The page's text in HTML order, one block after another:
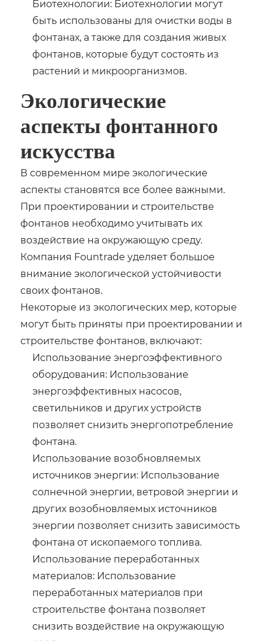
Биотехнологии: Биотехнологии могут
быть использованы для очистки воды в
фонтанах, а также для создания живых
фонтанов, которые будут состоять из
растений и микроорганизмов.
Экологические
аспекты фонтанного
искусства
В современном мире экологические
аспекты становятся все более важными.
При проектировании и строительстве
фонтанов необходимо учитывать их
воздействие на окружающую среду.
Компания Fountrade уделяет большое
внимание экологической устойчивости
своих фонтанов.
Некоторые из экологических мер, которые
могут быть приняты при проектировании и
строительстве фонтанов, включают:
Использование энергоэффективного
оборудования: Использование
энергоэффективных насосов,
светильников и других устройств
позволяет снизить энергопотребление
фонтана.
Использование возобновляемых
источников энергии: Использование
солнечной энергии, ветровой энергии и
других возобновляемых источников
энергии позволяет снизить зависимость
фонтана от ископаемого топлива.
Использование переработанных
материалов: Использование
переработанных материалов при
строительстве фонтана позволяет
снизить воздействие на окружающую